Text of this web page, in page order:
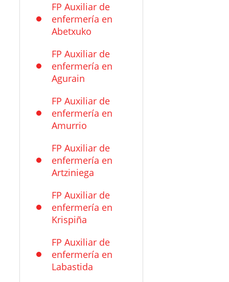
FP Auxiliar de
enfermería en
Abetxuko
FP Auxiliar de
enfermería en
Agurain
FP Auxiliar de
enfermería en
Amurrio
FP Auxiliar de
enfermería en
Artziniega
FP Auxiliar de
enfermería en
Krispiña
FP Auxiliar de
enfermería en
Labastida